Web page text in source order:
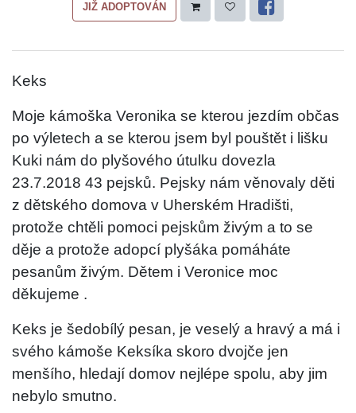
JIŽ ADOPTOVÁN
Keks
Moje kámoška Veronika se kterou jezdím občas
po výletech a se kterou jsem byl pouštět i lišku
Kuki nám do plyšového útulku dovezla
23.7.2018 43 pejsků. Pejsky nám věnovaly děti
z dětského domova v Uherském Hradišti,
protože chtěli pomoci pejskům živým a to se
děje a protože adopcí plyšáka pomáháte
pesanům živým. Dětem i Veronice moc
děkujeme .
Keks je šedobílý pesan, je veselý a hravý a má i
svého kámoše Keksíka skoro dvojče jen
menšího, hledají domov nejlépe spolu, aby jim
nebylo smutno.